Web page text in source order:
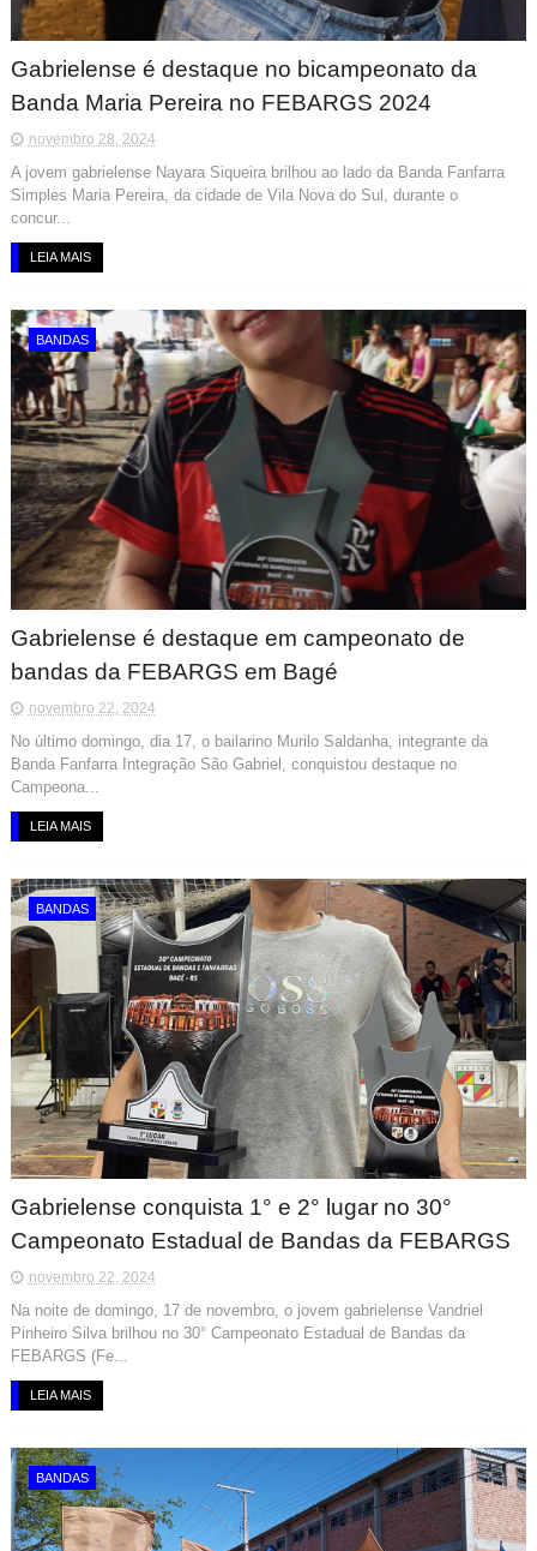
Gabrielense é destaque no bicampeonato da
Banda Maria Pereira no FEBARGS 2024
novembro 28, 2024
A jovem gabrielense Nayara Siqueira brilhou ao lado da Banda Fanfarra
Simples Maria Pereira, da cidade de Vila Nova do Sul, durante o
concur...
LEIA MAIS
BANDAS
Gabrielense é destaque em campeonato de
bandas da FEBARGS em Bagé
novembro 22, 2024
No último domingo, dia 17, o bailarino Murilo Saldanha, integrante da
Banda Fanfarra Integração São Gabriel, conquistou destaque no
Campeona...
LEIA MAIS
BANDAS
Gabrielense conquista 1° e 2° lugar no 30°
Campeonato Estadual de Bandas da FEBARGS
novembro 22, 2024
Na noite de domingo, 17 de novembro, o jovem gabrielense Vandriel
Pinheiro Silva brilhou no 30° Campeonato Estadual de Bandas da
FEBARGS (Fe...
LEIA MAIS
BANDAS